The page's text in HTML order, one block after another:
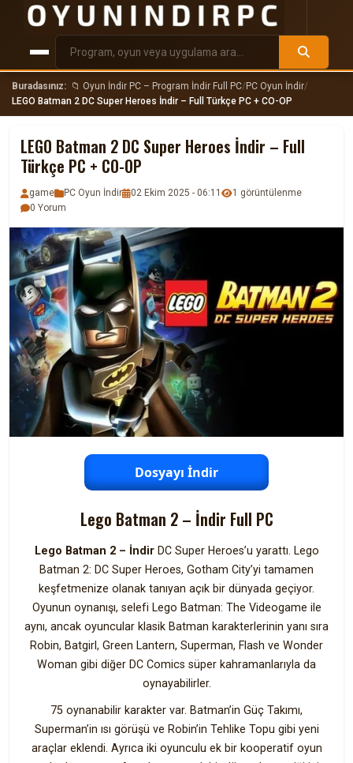
Buradasınız: 📁 Oyun İndir PC – Program İndir Full PC/PC Oyun İndir/
LEGO Batman 2 DC Super Heroes İndir – Full Türkçe PC + CO-OP
LEGO Batman 2 DC Super Heroes İndir – Full
Türkçe PC + CO-OP
game PC Oyun İndir 02 Ekim 2025 - 06:11
1 görüntülenme
0 Yorum
Dosyayı İndir
Lego Batman 2 – İndir Full PC
Lego Batman 2 – İndirDC Super Heroes’u yarattı. Lego
Batman 2: DC Super Heroes, Gotham City’yi tamamen
keşfetmenize olanak tanıyan açık bir dünyada geçiyor.
Oyunun oynanışı, selefi Lego Batman: The Videogame ile
aynı, ancak oyuncular klasik Batman karakterlerinin yanı sıra
Robin, Batgirl, Green Lantern, Superman, Flash ve Wonder
Woman gibi diğer DC Comics süper kahramanlarıyla da
oynayabilirler.
75 oynanabilir karakter var. Batman’in Güç Takımı,
Superman’in ısı görüşü ve Robin’in Tehlike Topu gibi yeni
araçlar eklendi. Ayrıca iki oyunculu ek bir kooperatif oyun